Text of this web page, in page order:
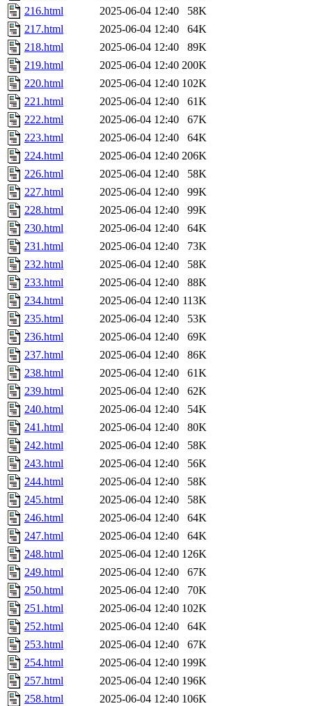
216.html
2025-06-04 12:40
58K
217.html
2025-06-04 12:40
64K
218.html
2025-06-04 12:40
89K
219.html
2025-06-04 12:40 200K
220.html
2025-06-04 12:40 102K
221.html
2025-06-04 12:40
61K
222.html
2025-06-04 12:40
67K
223.html
2025-06-04 12:40
64K
224.html
2025-06-04 12:40 206K
226.html
2025-06-04 12:40
58K
227.html
2025-06-04 12:40
99K
228.html
2025-06-04 12:40
99K
230.html
2025-06-04 12:40
64K
231.html
2025-06-04 12:40
73K
232.html
2025-06-04 12:40
58K
233.html
2025-06-04 12:40
88K
234.html
2025-06-04 12:40 113K
235.html
2025-06-04 12:40
53K
236.html
2025-06-04 12:40
69K
237.html
2025-06-04 12:40
86K
238.html
2025-06-04 12:40
61K
239.html
2025-06-04 12:40
62K
240.html
2025-06-04 12:40
54K
241.html
2025-06-04 12:40
80K
242.html
2025-06-04 12:40
58K
243.html
2025-06-04 12:40
56K
244.html
2025-06-04 12:40
58K
245.html
2025-06-04 12:40
58K
246.html
2025-06-04 12:40
64K
247.html
2025-06-04 12:40
64K
248.html
2025-06-04 12:40 126K
249.html
2025-06-04 12:40
67K
250.html
2025-06-04 12:40
70K
251.html
2025-06-04 12:40 102K
252.html
2025-06-04 12:40
64K
253.html
2025-06-04 12:40
67K
254.html
2025-06-04 12:40 199K
257.html
2025-06-04 12:40 196K
258.html
2025-06-04 12:40 106K